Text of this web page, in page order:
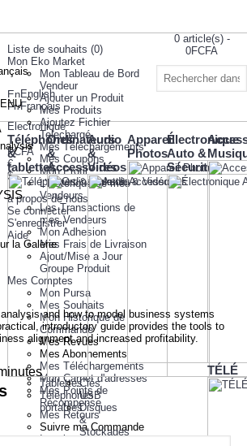
Liste de souhaits (0)
Mon Eko Market
Mon Tableau de Bord
Vendeur
Ajouter un Produit
Mes Produits
Ajoutez Fichier
Telechargé
Mes Téléchargements
Mes Coupons
Mon Profil
L’historique de mes
Vendeurs
Les Transactions de
mes Vendeurs
Mon Adhesion
Mes Frais de Livraison
Ajout/Mise a Jour
Groupe Produit
Mes Comptes
Mon Pursa
Mes Souhaits
Mon Historique de
Commande
Mes Revues
Mes Abonnements
Mes Téléchargements
Mon Carnet d'adresses
Mes Points de
Récompense
Mes Retours
Suivre ma Commande
Inscrivez-vous pour un
0 article(s) -
0FCFA
Votre panier
est vide!
English
Français
FCFA
€
$
à propos de nous
Se connecter
S'enregistrer
Aide
Electronique
Téléphones
&
tablettes
Tablettes
Téléphones
portables
Ordinateurs
&
Accessoires
Clés
USB
Disques
&
Stockages
Audio
&
Vidéos
Appareil
Photos
Électronique
Auto &
Sécurité
TÉLÉ
la Galerie
and how to model business systems
introductory guide provides the tools to
alignment and increased profitability.